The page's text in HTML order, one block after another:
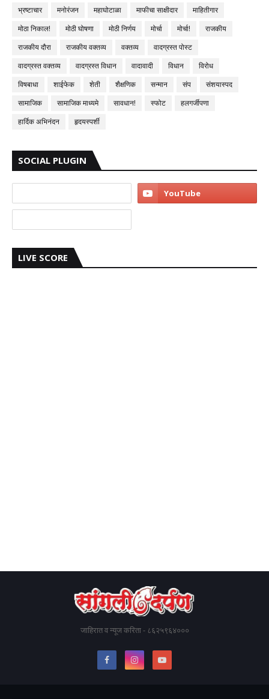
भ्रष्टाचार
मनोरंजन महाघोटाळा माफीचा साक्षीदार
माहितीगार
मोठा निकाल!
मोठी घोषणा मोठी निर्णय मोर्चा मोर्चा!
राजकीय
राजकीय दौरा
राजकीय वक्तव्य वक्तव्य
वादग्रस्त पोस्ट
वादग्रस्त वक्तव्य
वादग्रस्त विधान वादावादी विधान
विरोध
विषबाधा
शाईफेक शेती शैक्षणिक सन्मान संप
संशयास्पद
सामाजिक
सामाजिक माध्यमे सावधान! स्फोट
हलगर्जीपणा
हार्दिक अभिनंदन
हृदयस्पर्शी
SOCIAL PLUGIN
LIVE SCORE
जाहिरात व न्यूज करिता - ८६२५९६४०००